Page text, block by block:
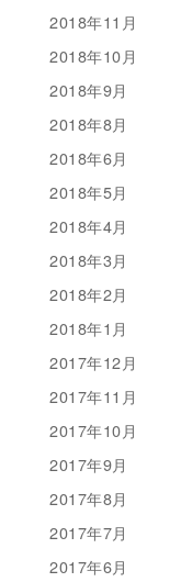
2018年11月
2018年10月
2018年9月
2018年8月
2018年6月
2018年5月
2018年4月
2018年3月
2018年2月
2018年1月
2017年12月
2017年11月
2017年10月
2017年9月
2017年8月
2017年7月
2017年6月